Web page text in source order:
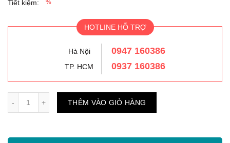
Tiết kiệm:
%
HOTLINE HỖ TRỢ
Hà Nội 0947 160386
TP. HCM 0937 160386
THÊM VÀO GIỎ HÀNG